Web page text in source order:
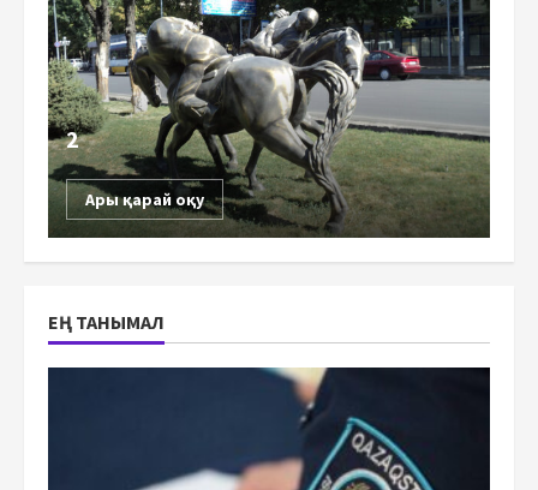
2
Ары қарай оқу
ЕҢ ТАНЫМАЛ